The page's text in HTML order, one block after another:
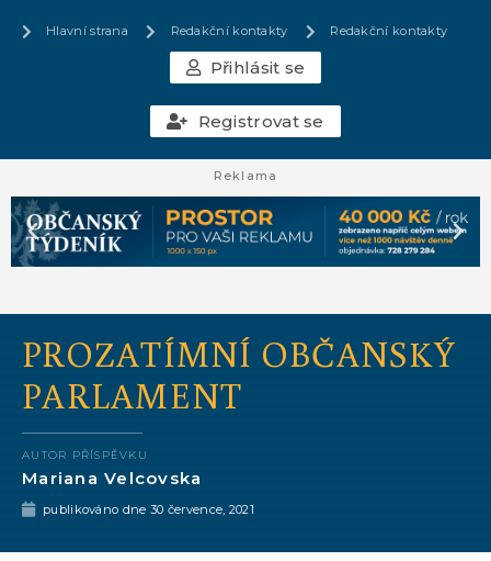
Hlavní strana Redakční kontakty Redakční kontakty
Přihlásit se
Registrovat se
Reklama
PROZATÍMNÍ OBČANSKÝ
PARLAMENT
AUTOR PŘÍSPĚVKU
Mariana Velcovska
publikováno dne 30 července, 2021